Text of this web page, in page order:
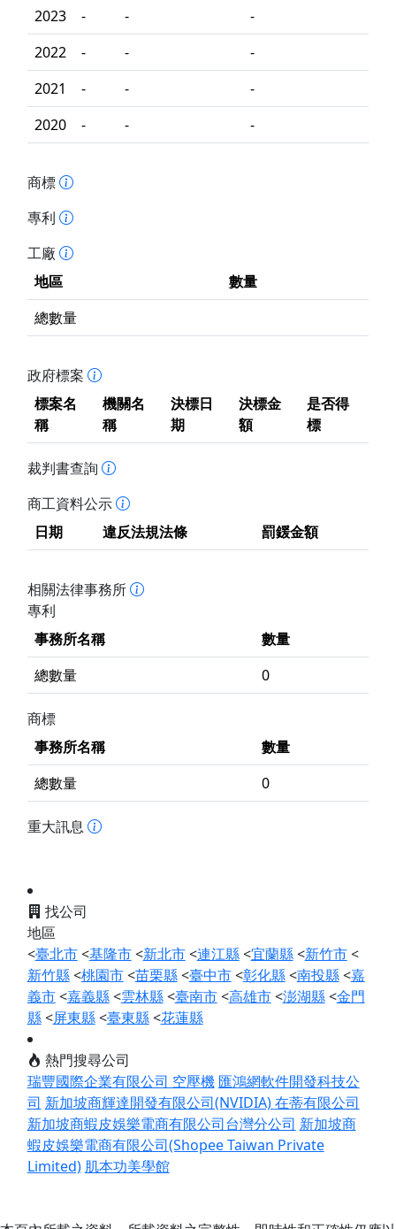
2023
- -
-
2022
- -
-
2021
- -
-
2020
- - -
商標
專利
工廠
地區
數量
總數量
政府標案
標案名
稱
機關名
稱
決標日
期
決標金
額
是否得
標
裁判書查詢
商工資料公示
日期
違反法規法條 罰鍰金額
相關法律事務所
專利
事務所名稱
數量
總數量
0
商標
事務所名稱
數量
總數量
0
重大訊息
找公司
地區
<臺北市<基隆市<新北市<連江縣<宜蘭縣<新竹市<
新竹縣<桃園市<苗栗縣<臺中市<彰化縣<南投縣<嘉
義市<嘉義縣<雲林縣<臺南市<高雄市<澎湖縣<金門
縣<屏東縣<臺東縣<花蓮縣
熱門搜尋公司
瑞豐國際企業有限公司 空壓機 匯鴻網軟件開發科技公
司 新加坡商輝達開發有限公司(NVIDIA)在蒂有限公司
新加坡商蝦皮娛樂電商有限公司台灣分公司 新加坡商
蝦皮娛樂電商有限公司(Shopee Taiwan Private
Limited) 肌本功美學館